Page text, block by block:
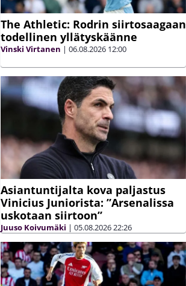
The Athletic: Rodrin siirtosaagaan
todellinen yllätyskäänne
Vinski Virtanen | 06.08.2026 12:00
Asiantuntijalta kova paljastus
Vinicius Juniorista: ”Arsenalissa
uskotaan siirtoon”
Juuso Koivumäki | 05.08.202622:26